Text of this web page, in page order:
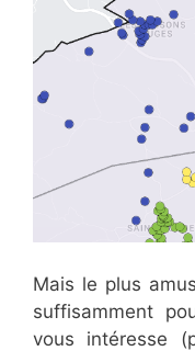
Mais le plus
suffisamment
vous intéresse